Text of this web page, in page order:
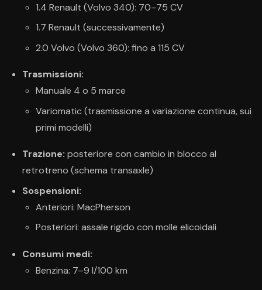
1.4 Renault (Volvo 340): 70–75 CV
1.7 Renault (successivamente)
2.0 Volvo (Volvo 360): fino a 115 CV
Trasmissioni:
Manuale 4 o 5 marce
Variomatic (trasmissione a variazione continua, sui
primi modelli)
Trazione: posteriore con cambio in blocco al
retrotreno (schema transaxle)
Sospensioni:
Anteriori: MacPherson
Posteriori: assale rigido con molle elicoidali
Consumi medi:
Benzina: 7–9 l/100 km